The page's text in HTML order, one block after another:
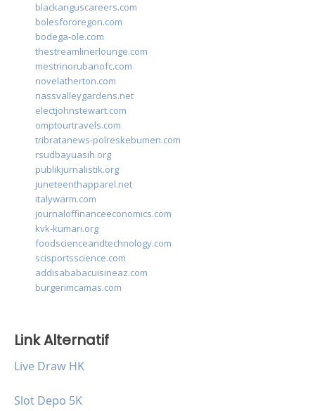
blackanguscareers.com
bolesfororegon.com
bodega-ole.com
thestreamlinerlounge.com
mestrinorubanofc.com
novelatherton.com
nassvalleygardens.net
electjohnstewart.com
omptourtravels.com
tribratanews-polreskebumen.com
rsudbayuasih.org
publikjurnalistik.org
juneteenthapparel.net
italywarm.com
journaloffinanceeconomics.com
kvk-kumari.org
foodscienceandtechnology.com
scisportsscience.com
addisababacuisineaz.com
burgerimcamas.com
Link Alternatif
Live Draw HK
Slot Depo 5K